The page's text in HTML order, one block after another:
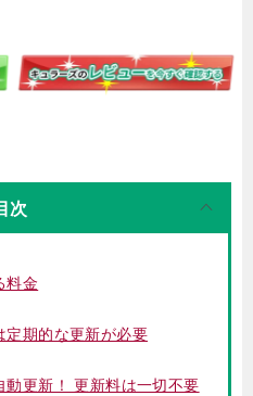
次
料金
定期的な更新が必要
動更新！ 更新料は一切不要